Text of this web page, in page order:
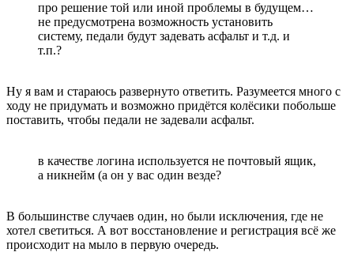
про решение той или иной проблемы в будущем…
не предусмотрена возможность установить
систему, педали будут задевать асфальт и т.д. и
т.п.?
Ну я вам и стараюсь развернуто ответить. Разумеется много с
ходу не придумать и возможно придётся колёсики побольше
поставить, чтобы педали не задевали асфальт.
в качестве логина используется не почтовый ящик,
а никнейм (а он у вас один везде?
В большинстве случаев один, но были исключения, где не
хотел светиться. А вот восстановление и регистрация всё же
происходит на мыло в первую очередь.